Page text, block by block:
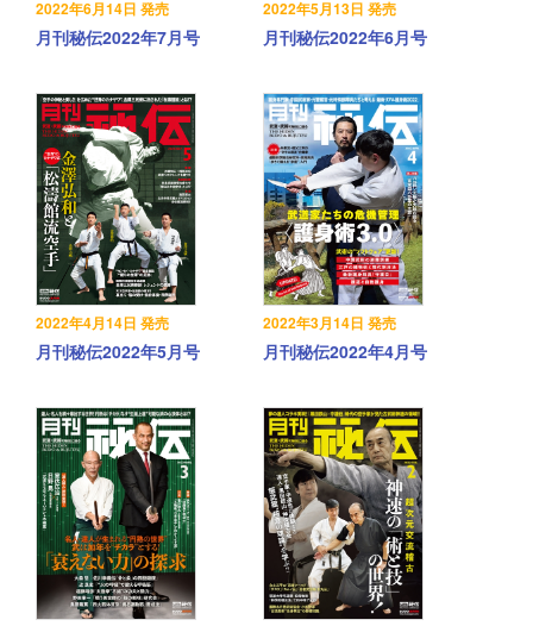
2022年6月14日 発売
月刊秘伝2022年7月号
2022年5月13日 発売
月刊秘伝2022年6月号
2022年4月14日 発売
月刊秘伝2022年5月号
2022年3月14日 発売
月刊秘伝2022年4月号